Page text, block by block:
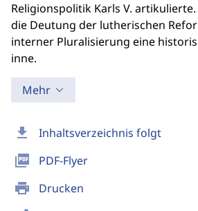
download Inhaltsverzeichnis folgt
picture_as_pdf PDF-Flyer
print Drucken
Religionspolitik Karls V.
die Deutung der lutherischen
interner Pluralisierung eine
inne.
Mehr